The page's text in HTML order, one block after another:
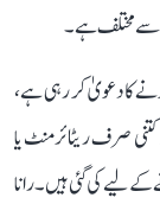
سے مختلف ہے۔
فراہم کرنے کا دعویٰ کر رہی ہے،
کتنی صرف ریٹائرمنٹ یا
لیے کی گئی ہیں۔ رانا